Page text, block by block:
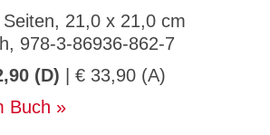
Seiten, 21,0 x 21,0 cm
978-3-86936-862-7
(D) | € 33,90 (A)
Buch